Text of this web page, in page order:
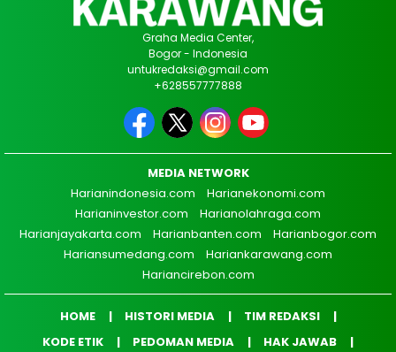
Graha Media Center,
Bogor - Indonesia
untukredaksi@gmail.com
+628557777888
MEDIA NETWORK
Harianindonesia.com
Harianekonomi.com
Harianinvestor.com
Harianolahraga.com
Harianjayakarta.com
Harianbanten.com
Harianbogor.com
Hariansumedang.com
Hariankarawang.com
Hariancirebon.com
HOME HISTORI MEDIA
TIM REDAKSI
KODE ETIK
PEDOMAN MEDIA
HAK JAWAB